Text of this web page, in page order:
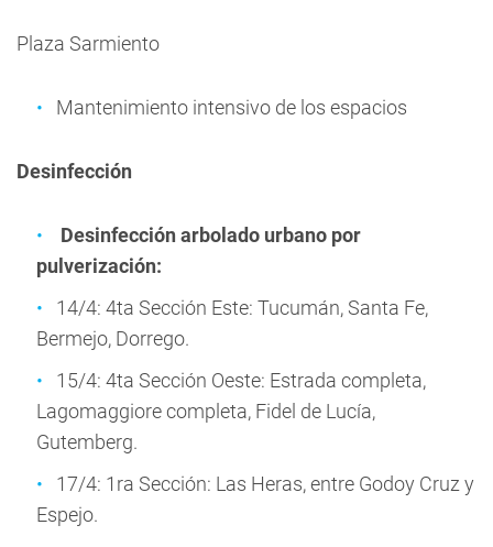
Plaza Sarmiento
Mantenimiento intensivo de los espacios
Desinfección
Desinfección arbolado urbano por
pulverización:
14/4: 4ta Sección Este: Tucumán, Santa Fe,
Bermejo, Dorrego.
15/4: 4ta Sección Oeste: Estrada completa,
Lagomaggiore completa, Fidel de Lucía,
Gutemberg.
17/4: 1ra Sección: Las Heras, entre Godoy Cruz y
Espejo.